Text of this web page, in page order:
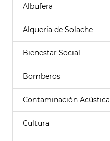
Albufera
Alquería de Solache
Bienestar Social
Bomberos
Contaminación Acústica
Cultura